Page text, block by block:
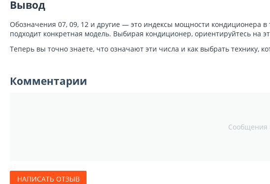
Вывод
Обозначения 07, 09, 12 и другие — это индексы мощности кондиционера
подходит конкретная модель. Выбирая кондиционер, ориентируйтесь на
Теперь вы точно знаете, что означают эти числа и как выбрать технику,
Комментарии
Сообщения
НАПИСАТЬ ОТЗЫВ